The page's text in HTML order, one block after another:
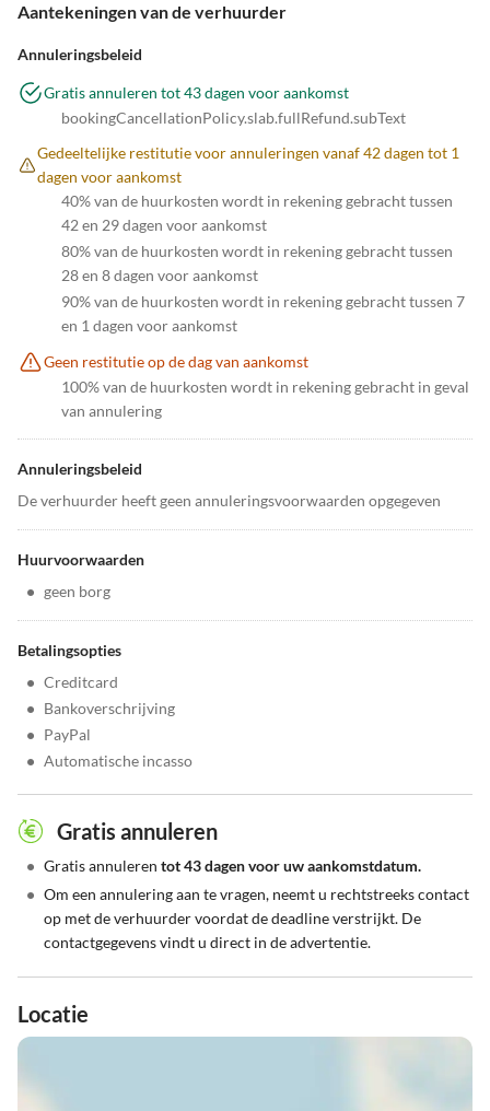
Aantekeningen van de verhuurder
Annuleringsbeleid
Gratis annuleren tot 43 dagen voor aankomst
bookingCancellationPolicy.slab.fullRefund.subText
Gedeeltelijke restitutie voor annuleringen vanaf 42 dagen tot 1
dagen voor aankomst
40% van de huurkosten wordt in rekening gebracht tussen
42 en 29 dagen voor aankomst
80% van de huurkosten wordt in rekening gebracht tussen
28 en 8 dagen voor aankomst
90% van de huurkosten wordt in rekening gebracht tussen 7
en 1 dagen voor aankomst
Geen restitutie op de dag van aankomst
100% van de huurkosten wordt in rekening gebracht in geval
van annulering
Annuleringsbeleid
De verhuurder heeft geen annuleringsvoorwaarden opgegeven
Huurvoorwaarden
• geen borg
Betalingsopties
• Creditcard
• Bankoverschrijving
• PayPal
• Automatische incasso
Gratis annuleren
• Gratis annuleren tot 43 dagen voor uw aankomstdatum.
• Om een annulering aan te vragen, neemt u rechtstreeks contact
op met de verhuurder voordat de deadline verstrijkt. De
contactgegevens vindt u direct in de advertentie.
Locatie